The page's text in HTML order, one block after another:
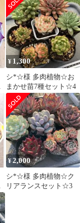
¥ 1,300
シ*☆様 多肉植物☆お
まかせ苗7種セット☆4
¥2,000
シ*☆様 多肉植物☆ク
リアランスセット☆3